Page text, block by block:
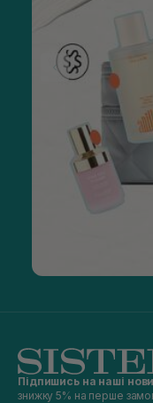
Підпишись на наші
знижку 5% на перше